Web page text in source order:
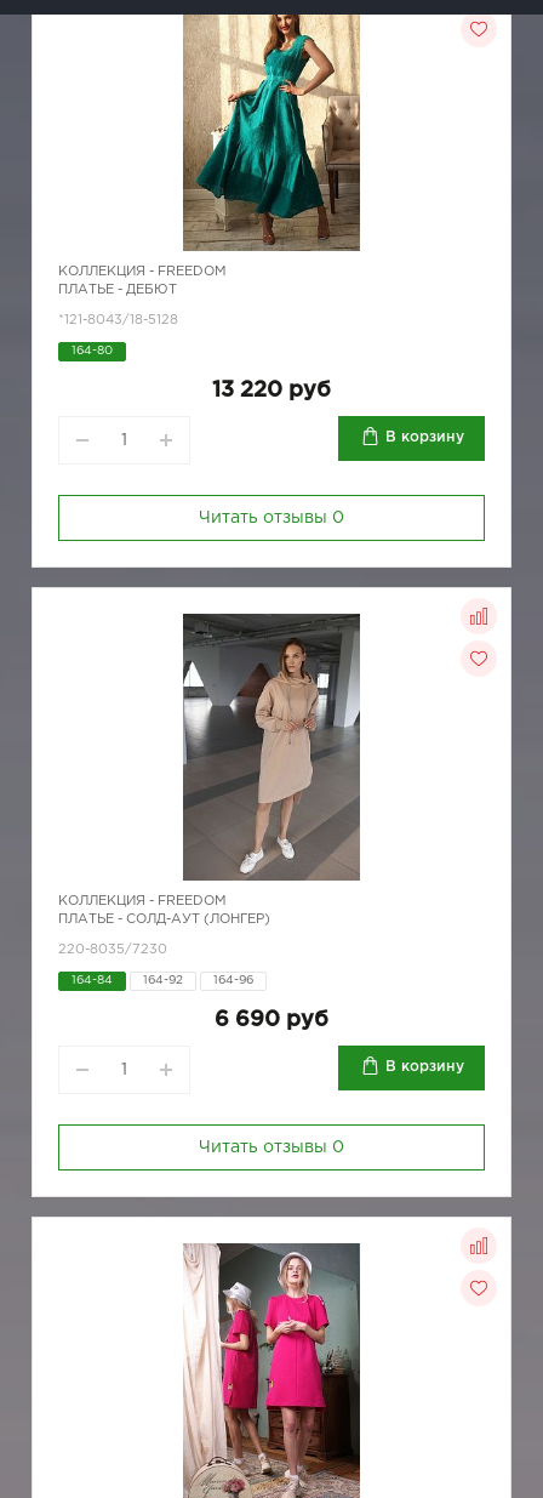
КОЛЛЕКЦИЯ - FREEDOM
ПЛАТЬЕ - ДЕБЮТ
*121-8043/18-5128
164-80
13 220 руб
В корзину
Читать отзывы 0
КОЛЛЕКЦИЯ - FREEDOM
ПЛАТЬЕ - СОЛД-АУТ (ЛОНГЕР)
220-8035/7230
164-84 164-92 164-96
6 690 руб
В корзину
Читать отзывы 0